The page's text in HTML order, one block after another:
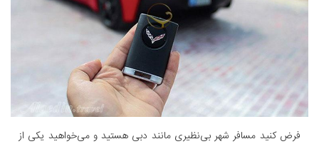
فرض کنید مسافر شهر بی‌نظیری مانند دبی هستید و می‌خواهید یکی از